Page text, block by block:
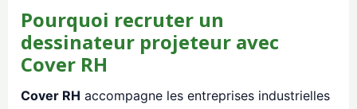
Pourquoi recruter un
dessinateur projeteur avec
Cover RH
Cover RH accompagne les entreprises industrielles